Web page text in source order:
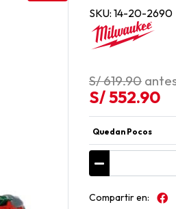
SKU: 14-20-2690
S/ 619.90
S/ 552.90
Quedan Pocos
Compartir en: